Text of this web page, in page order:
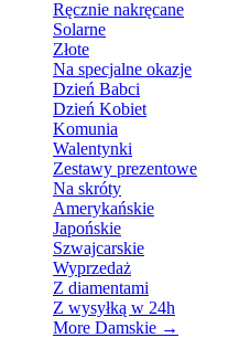
Ręcznie nakręcane
Solarne
Złote
Na specjalne okazje
Dzień Babci
Dzień Kobiet
Komunia
Walentynki
Zestawy prezentowe
Na skróty
Amerykańskie
Japońskie
Szwajcarskie
Wyprzedaż
Z diamentami
Z wysyłką w 24h
More Damskie →